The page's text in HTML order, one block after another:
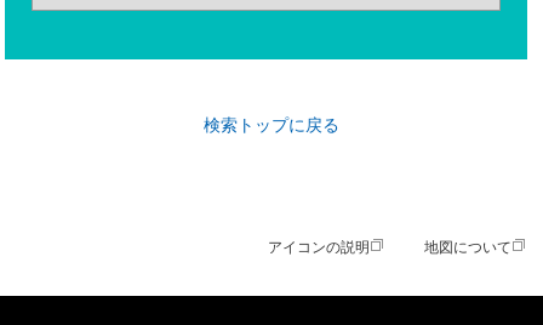
検索トップに戻る
アイコンの説明 地図について